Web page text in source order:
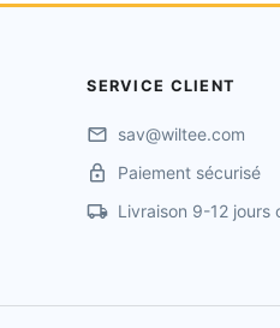
SERVICE CLIENT
sav@wiltee.com
Paiement sécurisé
Livraison 9-12 jours